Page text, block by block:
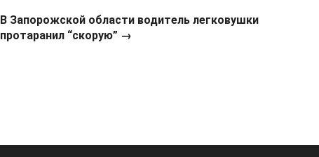
В Запорожской области водитель легковушки
протаранил “скорую” →